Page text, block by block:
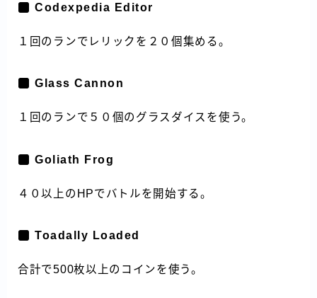
Codexpedia Editor
１回のランでレリックを２０個集める。
Glass Cannon
１回のランで５０個のグラスダイスを使う。
Goliath Frog
４０以上のHPでバトルを開始する。
Toadally Loaded
合計で500枚以上のコインを使う。